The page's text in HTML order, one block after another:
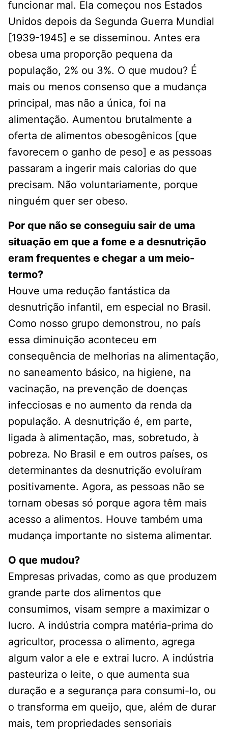
funcionar mal. Ela começou nos Estados
Unidos depois da Segunda Guerra Mundial
[1939-1945] e se disseminou. Antes era
obesa uma proporção pequena da
população, 2% ou 3%. O que mudou? É
mais ou menos consenso que a mudança
principal, mas não a única, foi na
alimentação. Aumentou brutalmente a
oferta de alimentos obesogênicos [que
favorecem o ganho de peso] e as pessoas
passaram a ingerir mais calorias do que
precisam. Não voluntariamente, porque
ninguém quer ser obeso.
Por que não se conseguiu sair de uma
situação em que a fome e a desnutrição
eram frequentes e chegar a um meio-
termo?
Houve uma redução fantástica da
desnutrição infantil, em especial no Brasil.
Como nosso grupo demonstrou, no país
essa diminuição aconteceu em
consequência de melhorias na alimentação,
no saneamento básico, na higiene, na
vacinação, na prevenção de doenças
infecciosas e no aumento da renda da
população. A desnutrição é, em parte,
ligada à alimentação, mas, sobretudo, à
pobreza. No Brasil e em outros países, os
determinantes da desnutrição evoluíram
positivamente. Agora, as pessoas não se
tornam obesas só porque agora têm mais
acesso a alimentos. Houve também uma
mudança importante no sistema alimentar.
O que mudou?
Empresas privadas, como as que produzem
grande parte dos alimentos que
consumimos, visam sempre a maximizar o
lucro. A indústria compra matéria-prima do
agricultor, processa o alimento, agrega
algum valor a ele e extrai lucro. A indústria
pasteuriza o leite, o que aumenta sua
duração e a segurança para consumi-lo, ou
o transforma em queijo, que, além de durar
mais, tem propriedades sensoriais